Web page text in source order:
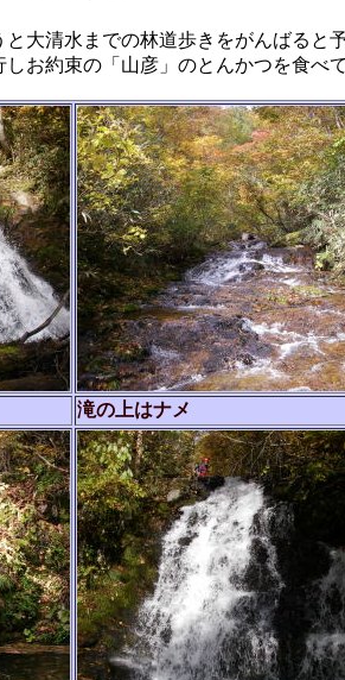
大清水までの林道歩きをがんばると
お約束の「山彦」のとんかつを食べ
滝の上はナメ